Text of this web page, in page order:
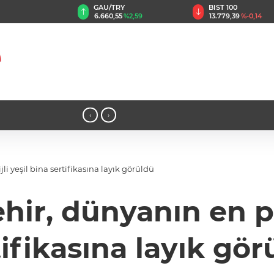
GAU/TRY
%2,59
13.779,39%-0,14
‹ ›
yeşil bina sertifikasına layık görüldü
dünyanın en
layık